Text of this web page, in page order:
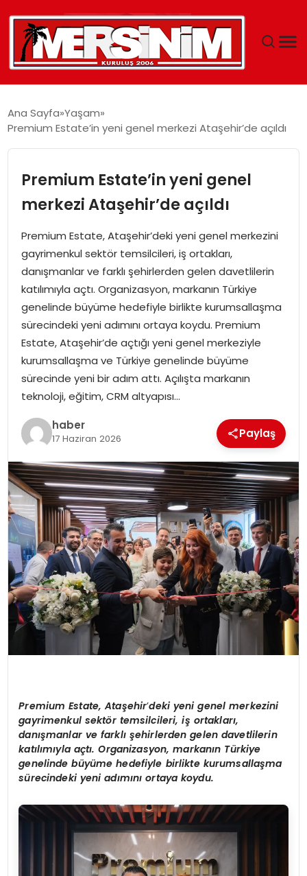
GÜNCEL
SAĞLIK
EĞITIM
SPOR
EKONOMI
MAGAZIN
DÜNYA
OTOMOBIL
Ana Sayfa Yaşam
Premium Estate’in yeni genel merkezi Ataşehir’de açıldı
Premium Estate’in yeni genel
merkezi Ataşehir’de açıldı
Premium Estate, Ataşehir’deki yeni genel merkezini
gayrimenkul sektör temsilcileri, iş ortakları,
danışmanlar ve farklı şehirlerden gelen davetlilerin
katılımıyla açtı. Organizasyon, markanın Türkiye
genelinde büyüme hedefiyle birlikte kurumsallaşma
sürecindeki yeni adımını ortaya koydu. Premium
Estate, Ataşehir’de açtığı yeni genel merkeziyle
kurumsallaşma ve Türkiye genelinde büyüme
sürecinde yeni bir adım attı. Açılışta markanın
teknoloji, eğitim, CRM altyapısı…
haber
17 Haziran 2026 Paylaş
Premium Estate, Ataşehir’deki yeni genel merkezini
gayrimenkul sektör temsilcileri, iş ortakları,
danışmanlar ve farklı şehirlerden gelen davetlilerin
katılımıyla açtı. Organizasyon, markanın Türkiye
genelinde büyüme hedefiyle birlikte kurumsallaşma
sürecindeki yeni adımını ortaya koydu.